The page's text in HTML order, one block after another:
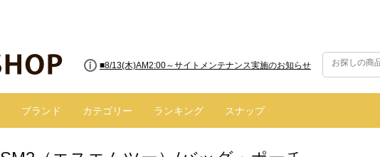
■8/13(木)AM2:00～サイトメンテナンス実施のお知らせ
ブランド カテゴリー ランキング スナップ